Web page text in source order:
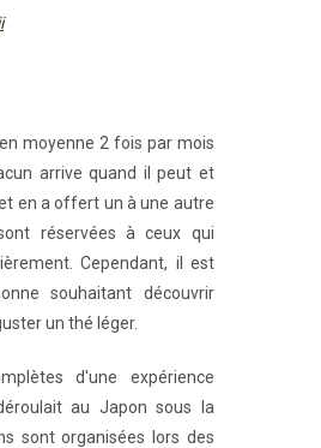
moyenne 2 fois par mois
arrive quand il peut et
en a offert un à une autre
réservées à ceux qui
Cependant, il est
souhaitant découvrir
un thé léger.
d'une expérience
au Japon sous la
sont organisées lors des